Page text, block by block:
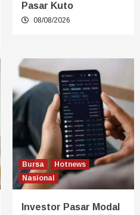
Pasar Kuto
08/08/2026
Bursa
Hotnews
Nasional
Investor Pasar Modal